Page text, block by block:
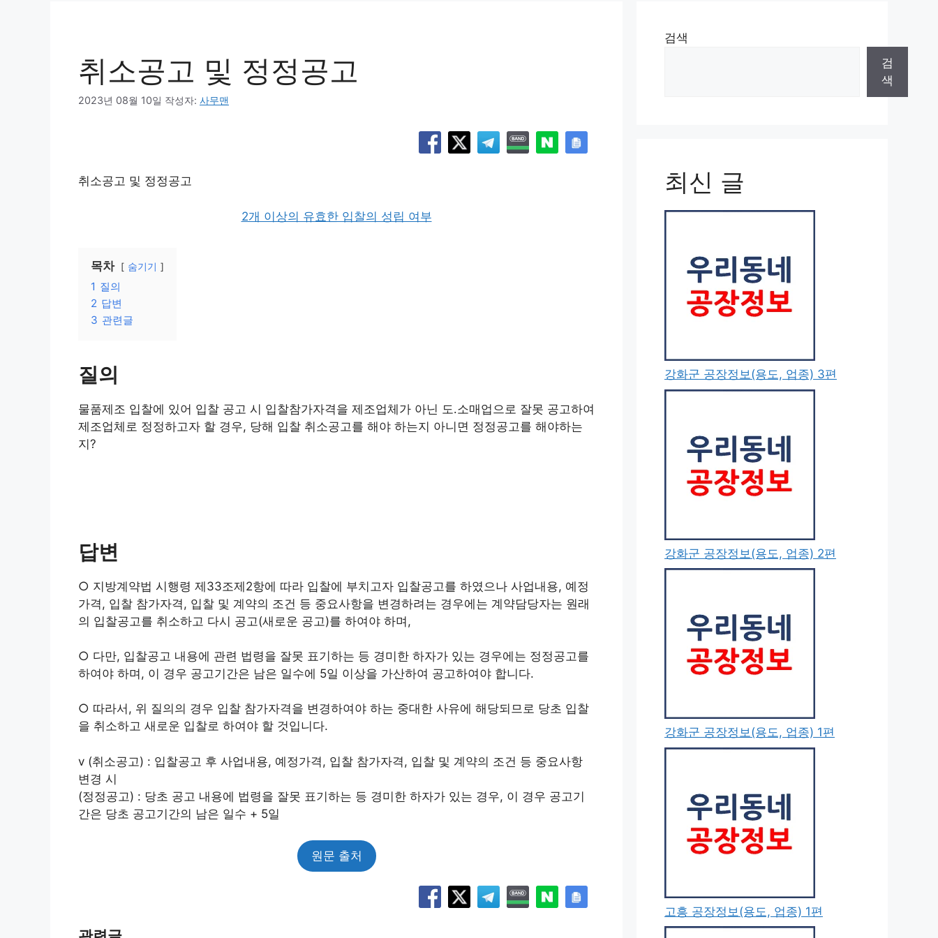
취소공고 및 정정공고
2023년 08월 10일 작성자: 사무맨
취소공고 및 정정공고
2개 이상의 유효한 입찰의 성립 여부
목차 숨기기
1 질의
2 답변
3 관련글
질의
물품제조 입찰에 있어 입찰 공고 시 입찰참가자격을 제조업체가 아닌 도․소매업으로 잘못 공고하여
제조업체로 정정하고자 할 경우, 당해 입찰 취소공고를 해야 하는지 아니면 정정공고를 해야하는
지?
답변
○ 지방계약법 시행령 제33조제2항에 따라 입찰에 부치고자 입찰공고를 하였으나 사업내용, 예정
가격, 입찰 참가자격, 입찰 및 계약의 조건 등 중요사항을 변경하려는 경우에는 계약담당자는 원래
의 입찰공고를 취소하고 다시 공고(새로운 공고)를 하여야 하며,
○ 다만, 입찰공고 내용에 관련 법령을 잘못 표기하는 등 경미한 하자가 있는 경우에는 정정공고를
하여야 하며, 이 경우 공고기간은 남은 일수에 5일 이상을 가산하여 공고하여야 합니다.
○ 따라서, 위 질의의 경우 입찰 참가자격을 변경하여야 하는 중대한 사유에 해당되므로 당초 입찰
을 취소하고 새로운 입찰로 하여야 할 것입니다.
v (취소공고) : 입찰공고 후 사업내용, 예정가격, 입찰 참가자격, 입찰 및 계약의 조건 등 중요사항
변경 시
(정정공고) : 당초 공고 내용에 법령을 잘못 표기하는 등 경미한 하자가 있는 경우, 이 경우 공고기
간은 당초 공고기간의 남은 일수 + 5일
원문 출처
검색
검
색
최신 글
강화군 공장정보(용도, 업종) 3편
강화군 공장정보(용도, 업종) 2편
강화군 공장정보(용도, 업종) 1편
고흥 공장정보(용도, 업종) 1편